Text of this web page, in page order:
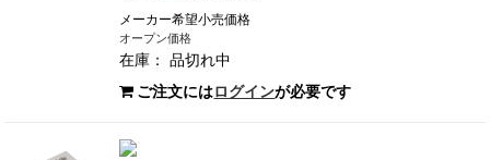
メーカー希望小売価格
オープン価格
在庫：品切れ中
ご注文にはログインが必要です